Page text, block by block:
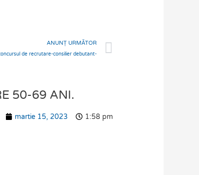
ANUNȚ URMĂTOR
de recrutare-consilier debutant-
50-69 ANI.
martie 15, 2023 1:58 pm